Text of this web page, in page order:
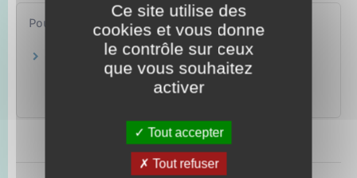
Pour en savoir plus
Dossier "cannabis à usage médical" de l'ANSM
Agence nationale de sécurité du médicament et des
Ce site utilise des
cookies et vous donne
le contrôle sur ceux
que vous souhaitez
activer
Tout accepter
Tout refuser